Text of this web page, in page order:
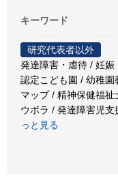
キーワード
研究代表者以外
発達障害・虐待 / 妊娠
認定こども園 / 幼稚
マップ / 精神保健福
ウボラ / 発達障害児
っと見る